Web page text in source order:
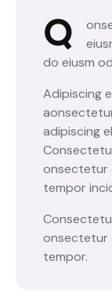
Q
do eiusm
Adipiscing
adipiscing
onsectetur
tempor
onsectetur
tempor.